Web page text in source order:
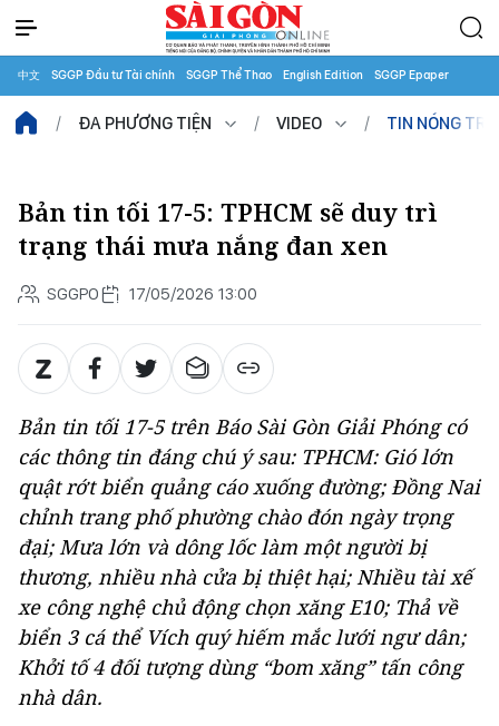
中文 SGGP Đầu tư Tài chính SGGP Thể Thao English Edition SGGP Epaper
ĐA PHƯƠNG TIỆN VIDEO TIN NÓNG
Bản tin tối 17-5: TPHCM sẽ duy trì
trạng thái mưa nắng đan xen
SGGPO 17/05/2026 13:00
Bản tin tối 17-5 trên Báo Sài Gòn Giải Phóng có
các thông tin đáng chú ý sau: TPHCM: Gió lớn
quật rớt biển quảng cáo xuống đường; Đồng Nai
chỉnh trang phố phường chào đón ngày trọng
đại; Mưa lớn và dông lốc làm một người bị
thương, nhiều nhà cửa bị thiệt hại; Nhiều tài xế
xe công nghệ chủ động chọn xăng E10; Thả về
biển 3 cá thể Vích quý hiếm mắc lưới ngư dân;
Khởi tố 4 đối tượng dùng “bom xăng” tấn công
nhà dân.